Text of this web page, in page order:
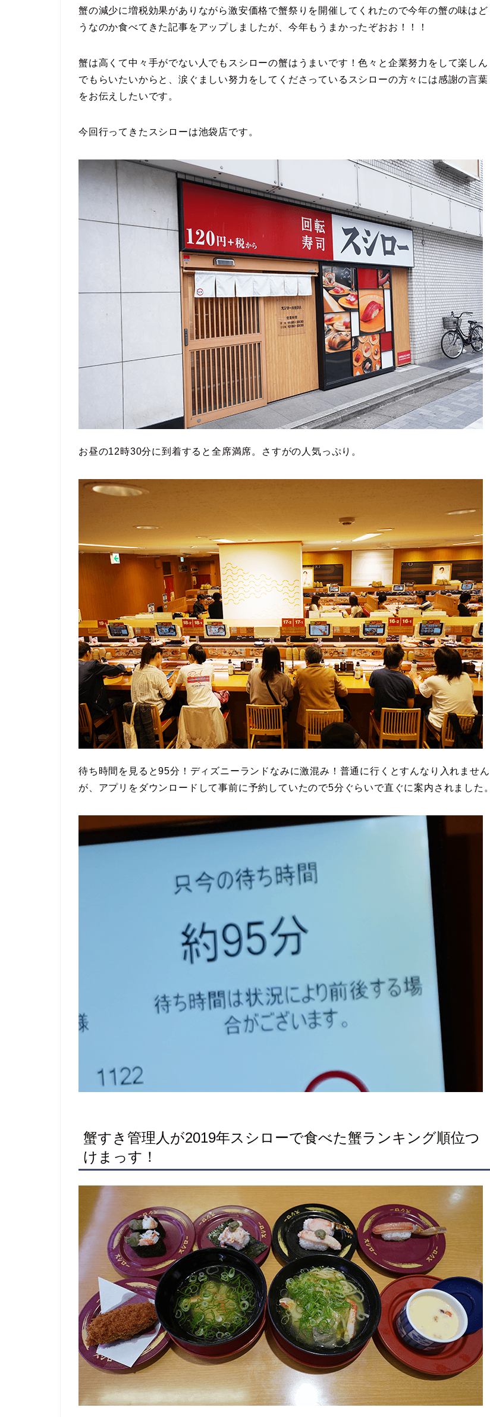
蟹の減少に増税効果がありながら激安価格で蟹祭りを開催してくれたので今年の蟹の味はど
うなのか食べてきた記事をアップしましたが、今年もうまかったぞおお！！！
蟹は高くて中々手がでない人でもスシローの蟹はうまいです！色々と企業努力をして楽しん
でもらいたいからと、涙ぐましい努力をしてくださっているスシローの方々には感謝の言葉
をお伝えしたいです。
今回行ってきたスシローは池袋店です。
お昼の12時30分に到着すると全席満席。さすがの人気っぷり。
待ち時間を見ると95分！ディズニーランドなみに激混み！普通に行くとすんなり入れません
が、アプリをダウンロードして事前に予約していたので5分ぐらいで直ぐに案内されました。
蟹すき管理人が2019年スシローで食べた蟹ランキング順位つ
けまっす！